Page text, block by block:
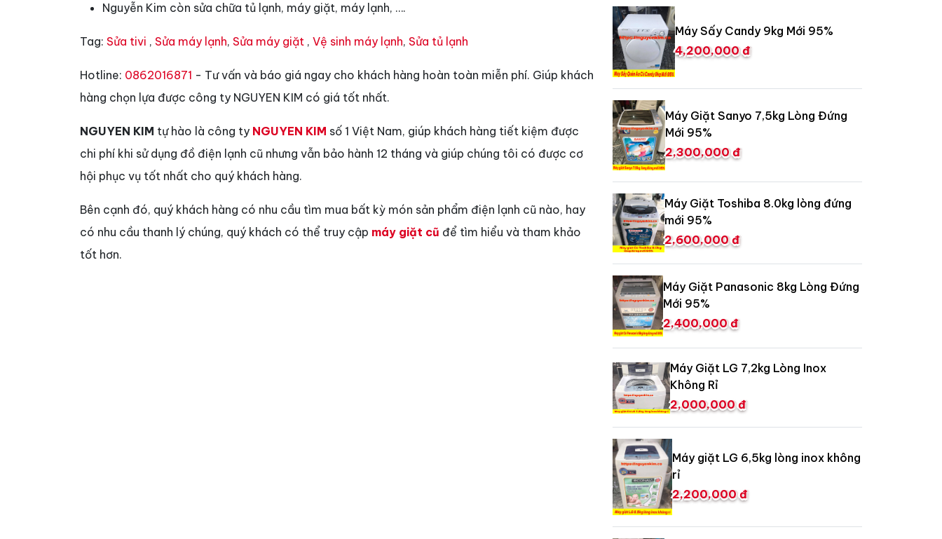
Nguyễn Kim còn sửa chữa tủ lạnh, máy giặt, máy lạnh, ….
Tag: Sửa tivi , Sửa máy lạnh, Sửa máy giặt , Vệ sinh máy lạnh, Sửa tủ lạnh
Hotline: 0862016871 - Tư vấn và báo giá ngay cho khách hàng hoàn toàn miễn phí. Giúp khách
hàng chọn lựa được công ty NGUYEN KIM có giá tốt nhất.
NGUYEN KIM tự hào là công ty NGUYEN KIM số 1 Việt Nam, giúp khách hàng tiết kiệm được
chi phí khi sử dụng đồ điện lạnh cũ nhưng vẫn bảo hành 12 tháng và giúp chúng tôi có được cơ
hội phục vụ tốt nhất cho quý khách hàng.
Bên cạnh đó, quý khách hàng có nhu cầu tìm mua bất kỳ món sản phẩm điện lạnh cũ nào, hay
có nhu cầu thanh lý chúng, quý khách có thể truy cập máy giặt cũ để tìm hiểu và tham khảo
tốt hơn.
Máy Sấy Candy 9kg Mới 95%
4,200,000 đ
Máy Giặt Sanyo 7,5kg Lòng Đứng
Mới 95%
2,300,000 đ
Máy Giặt Toshiba 8.0kg lòng đứng
mới 95%
2,600,000 đ
Máy Giặt Panasonic 8kg Lòng Đứng
Mới 95%
2,400,000 đ
Máy Giặt LG 7,2kg Lòng Inox
Không Rỉ
2,000,000 đ
Máy giặt LG 6,5kg lòng inox không
rỉ
2,200,000 đ